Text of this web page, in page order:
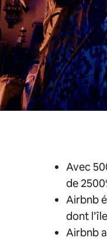
Avec
de
Airbnb
dont
Airbnb